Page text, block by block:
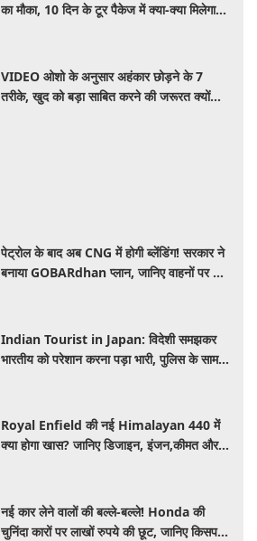
का मौका, 10 दिन के टूर पैकेज में क्या-क्या मिलेगा?
VIDEO ओशो के अनुसार अहंकार छोड़ने के 7
तरीके, खुद को बड़ा साबित करने की जरूरत क्यों
पेट्रोल के बाद अब CNG में होगी ब्लेंडिंग! सरकार ने
बनाया GOBARdhan प्लान, जानिए वाहनों पर क्या
Indian Tourist in Japan: विदेशी समझकर
भारतीय को परेशान करना पड़ा भारी, पुलिस के सामने
Royal Enfield की नई Himalayan 440 में
क्या होगा खास? जानिए डिजाइन, इंजन,कीमत और
नई कार लेने वालों की बल्ले-बल्ले! Honda की
चुनिंदा कारों पर लाखों रुपये की छूट, जानिए किसपर-